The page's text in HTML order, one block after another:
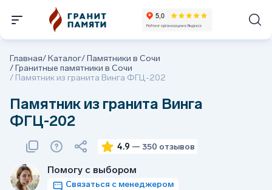
Главная/Каталог/Памятники в Сочи
/Гранитные памятники в Сочи
/ Памятник из гранита Винга ФГЦ-202
Памятник из гранита Винга
ФГЦ-202
4.9 — 350 отзывов
Помогу с выбором
Связаться с менеджером